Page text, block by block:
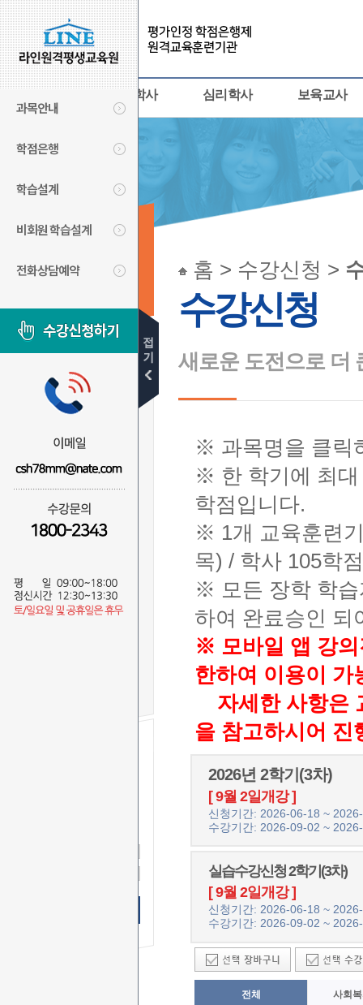
과목안내
학점은행
학습설계
비회원 학습설계
전화상담예약
경영학사 심리학사 보육교사
수강신청
수강신청절차
무료학습설계
수강신청
경영학사
보육교사
한국어교원
교양
홈 > 수강신청 >
수강신청
새로운 도전으로 더
※ 과목명을 클릭
※ 한 학기에 최대
학점입니다.
※ 1개 교육훈련
목) / 학사 105학
※ 모든 장학 학습
하여 완료승인 되
※ 모바일 앱 강의
한하여 이용이 가
자세한 사항은
을 참고하시어 진
2026년 2학기(3차)
[ 9월 2일개강 ]
신청기간: 2026-06-18 ~
수강기간: 2026-09-02 ~
실습수강신청 2학기(3차)
[ 9월 2일개강 ]
신청기간: 2026-06-18 ~
수강기간: 2026-09-02 ~
전체 사회